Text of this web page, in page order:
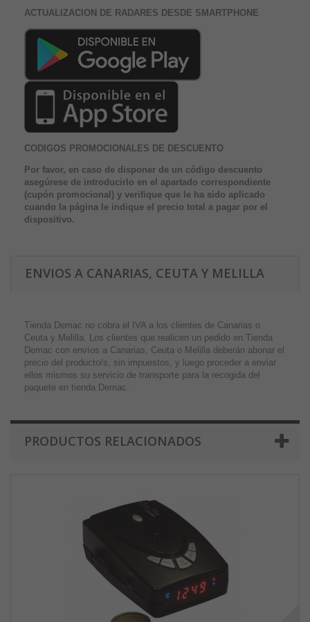
ACTUALIZACION DE RADARES DESDE SMARTPHONE
CODIGOS PROMOCIONALES DE DESCUENTO
Por favor, en caso de disponer de un código descuento
asegúrese de introducirlo en el apartado correspondiente
(cupón promocional) y verifique que le ha sido aplicado
cuando la página le indique el precio total a pagar por el
dispositivo.
ENVIOS A CANARIAS, CEUTA Y MELILLA
Tienda Demac no cobra el IVA a los clientes de Canarias o
Ceuta y Melilla. Los clientes que realicen un pedido en Tienda
Demac con envíos a Canarias, Ceuta o Melilla deberán abonar el
precio del producto/s, sin impuestos, y luego proceder a enviar
ellos mismos su servicio de transporte para la recogida del
paquete en tienda Demac.
PRODUCTOS RELACIONADOS